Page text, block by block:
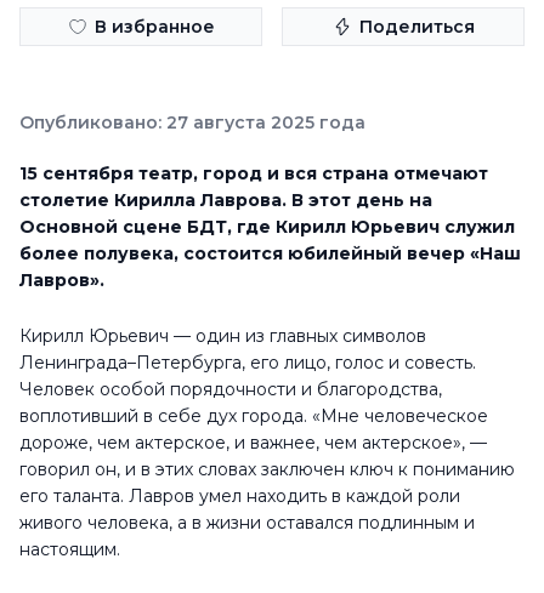
В избранное Поделиться
Опубликовано: 27 августа 2025 года
15 сентября театр, город и вся страна отмечают
столетие Кирилла Лаврова. В этот день на
Основной сцене БДТ, где Кирилл Юрьевич служил
более полувека, состоится юбилейный вечер «Наш
Лавров».
Кирилл Юрьевич — один из главных символов
Ленинграда–Петербурга, его лицо, голос и совесть.
Человек особой порядочности и благородства,
воплотивший в себе дух города. «Мне человеческое
дороже, чем актерское, и важнее, чем актерское», —
говорил он, и в этих словах заключен ключ к пониманию
его таланта. Лавров умел находить в каждой роли
живого человека, а в жизни оставался подлинным и
настоящим.